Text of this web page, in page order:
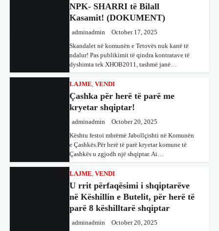
Kasamit! (DOKUMENT)
ndalur! Pas publikimit të qindra kontratave të
dyshimta tek XHOB2011, tashmë janë…
Çashka për herë të parë me
kryetar shqiptar!
adminadmin October 20, 2025
e Çashkës.Për herë të parë kryetar komune të
Çashkës u zgjodh një shqiptar. Ai…
U rrit përfaqësimi i shqiptarëve
në Këshillin e Butelit, për herë të
parë 8 këshilltarë shqiptar
October 20, 2025